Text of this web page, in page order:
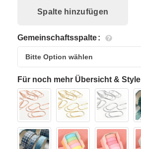
Spalte hinzufügen
Gemeinschaftsspalte
Für noch mehr Übersicht & Style